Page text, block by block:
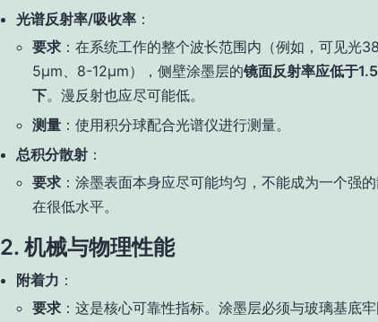
光谱反射率/吸收率 ：
要求 ：在系统工作的整个波长范围内（例如，可见光
5μm、8-12μm），侧壁涂墨层的镜面反射率应低于
下。漫反射也应尽可能低。
测量 ：使用积分球配合光谱仪进行测量。
总积分散射 ：
要求 ：涂墨表面本身应尽可能均匀，不能成为一个强
在很低水平。
2. 机械与物理性能
附着力 ：
要求 ：这是核心可靠性指标。涂墨层必须与玻璃基底牢